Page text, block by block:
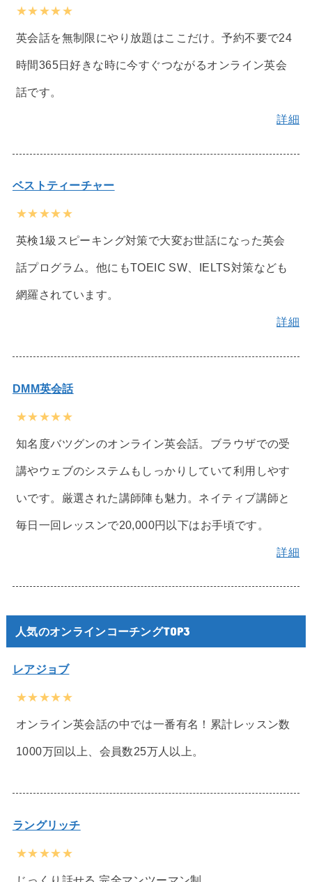
★★★★★
英会話を無制限にやり放題はここだけ。予約不要で24
時間365日好きな時に今すぐつながるオンライン英会
話です。
詳細
ベストティーチャー
★★★★★
英検1級スピーキング対策で大変お世話になった英会
話プログラム。他にもTOEIC SW、IELTS対策なども
網羅されています。
詳細
DMM英会話
★★★★★
知名度バツグンのオンライン英会話。ブラウザでの受
講やウェブのシステムもしっかりしていて利用しやす
いです。厳選された講師陣も魅力。ネイティブ講師と
毎日一回レッスンで20,000円以下はお手頃です。
詳細
人気のオンラインコーチングTOP3
レアジョブ
★★★★★
オンライン英会話の中では一番有名！累計レッスン数
1000万回以上、会員数25万人以上。
ラングリッチ
★★★★★